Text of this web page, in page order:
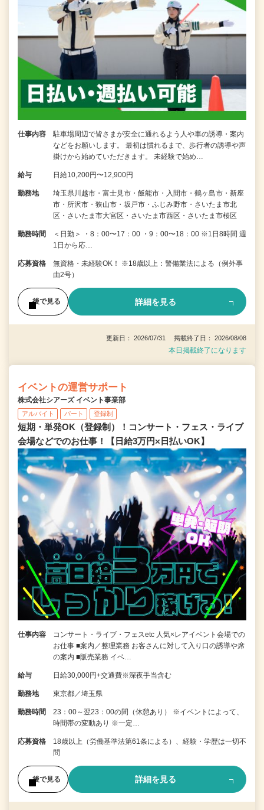
仕事内容
駐車場周辺で皆さまが安全に通れるよう人や車の誘導・案内
などをお願いします。 最初は慣れるまで、歩行者の誘導や声
掛けから始めていただきます。 未経験で始め…
給与 日給10,200円〜12,900円
勤務地
埼玉県川越市・富士見市・飯能市・入間市・鶴ヶ島市・新座
市・所沢市・狭山市・坂戸市・ふじみ野市・さいたま市北
区・さいたま市大宮区・さいたま市西区・さいたま市桜区
勤務時間
＜日勤＞ ・8：00〜17：00 ・9：00〜18：00 ※1日8時間 週
1日から応…
応募資格
無資格・未経験OK！ ※18歳以上：警備業法による（例外事
由2号）
後で見る 詳細を見る
更新日： 2026/07/31 掲載終了日： 2026/08/08
本日掲載終了になります
イベントの運営サポート
株式会社シアーズ イベント事業部
アルバイト パート 登録制
短期・単発OK（登録制）！コンサート・フェス・ライブ
会場などでのお仕事！【日給3万円×日払いOK】
仕事内容
コンサート・ライブ・フェスetc 人気×レアイベント会場での
お仕事 ■案内／整理業務 お客さんに対して入り口の誘導や席
の案内 ■販売業務 イベ…
給与 日給30,000円+交通費※深夜手当含む
勤務地 東京都／埼玉県
勤務時間
23：00～翌23：00の間（休憩あり） ※イベントによって、
時間帯の変動あり ※一定…
応募資格
18歳以上（労働基準法第61条による）、経験・学歴は一切不
問
後で見る 詳細を見る